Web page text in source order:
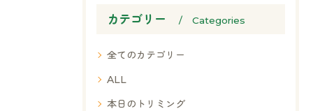
カテゴリー Categories
全てのカテゴリー
ALL
本日のトリミング